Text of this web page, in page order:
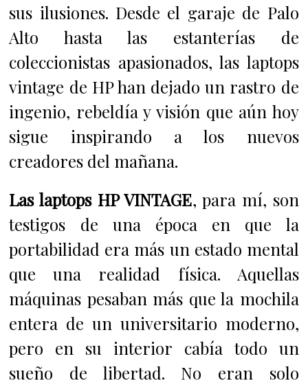
sus ilusiones. Desde el garaje de Palo
Alto hasta las estanterías de
coleccionistas apasionados, las laptops
vintage de HP han dejado un rastro de
ingenio, rebeldía y visión que aún hoy
sigue inspirando a los nuevos
creadores del mañana.
Las laptops HP VINTAGE, para mí, son
testigos de una época en que la
portabilidad era más un estado mental
que una realidad física. Aquellas
máquinas pesaban más que la mochila
entera de un universitario moderno,
pero en su interior cabía todo un
sueño de libertad. No eran solo